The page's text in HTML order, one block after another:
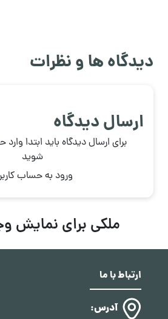
دیدگاه ها و نظرات
ارسال دیدگاه
برای ارسال دیدگاه باید ابتدا
شوید
ورود به حساب
ملکی برای نمایش
ارتباط با ما
آدرس: